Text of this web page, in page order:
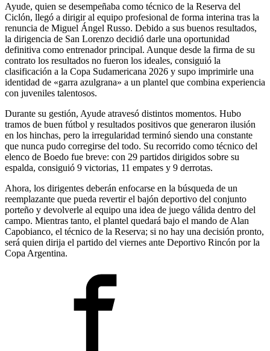
Ayude, quien se desempeñaba como técnico de la Reserva del
Ciclón, llegó a dirigir al equipo profesional de forma interina tras la
renuncia de Miguel Ángel Russo. Debido a sus buenos resultados,
la dirigencia de San Lorenzo decidió darle una oportunidad
definitiva como entrenador principal. Aunque desde la firma de su
contrato los resultados no fueron los ideales, consiguió la
clasificación a la Copa Sudamericana 2026 y supo imprimirle una
identidad de «garra azulgrana» a un plantel que combina experiencia
con juveniles talentosos.
Durante su gestión, Ayude atravesó distintos momentos. Hubo
tramos de buen fútbol y resultados positivos que generaron ilusión
en los hinchas, pero la irregularidad terminó siendo una constante
que nunca pudo corregirse del todo. Su recorrido como técnico del
elenco de Boedo fue breve: con 29 partidos dirigidos sobre su
espalda, consiguió 9 victorias, 11 empates y 9 derrotas.
Ahora, los dirigentes deberán enfocarse en la búsqueda de un
reemplazante que pueda revertir el bajón deportivo del conjunto
porteño y devolverle al equipo una idea de juego válida dentro del
campo. Mientras tanto, el plantel quedará bajo el mando de Alan
Capobianco, el técnico de la Reserva; si no hay una decisión pronto,
será quien dirija el partido del viernes ante Deportivo Rincón por la
Copa Argentina.